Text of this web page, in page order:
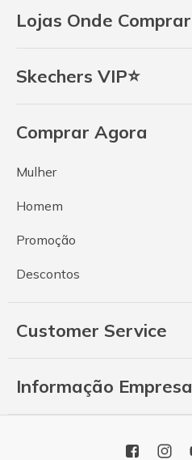
Lojas Onde Comprar
Skechers VIP⭐
Comprar Agora
Mulher
Homem
Promoção
Descontos
Customer Service
Informação Empresa